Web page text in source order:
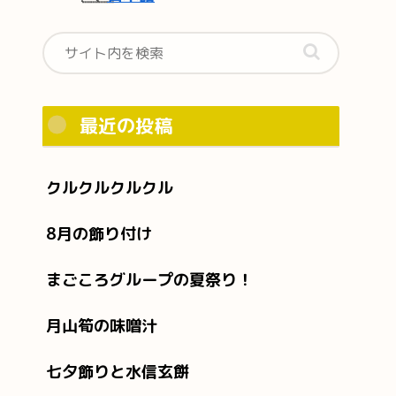
最近の投稿
クルクルクルクル
8月の飾り付け
まごころグループの夏祭り！
月山筍の味噌汁
七夕飾りと水信玄餅